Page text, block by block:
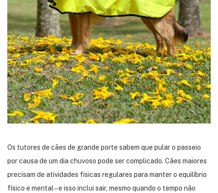
Os tutores de cães de grande porte sabem que pular o passeio
por causa de um dia chuvoso pode ser complicado. Cães maiores
precisam de atividades físicas regulares para manter o equilíbrio
físico e mental – e isso inclui sair, mesmo quando o tempo não